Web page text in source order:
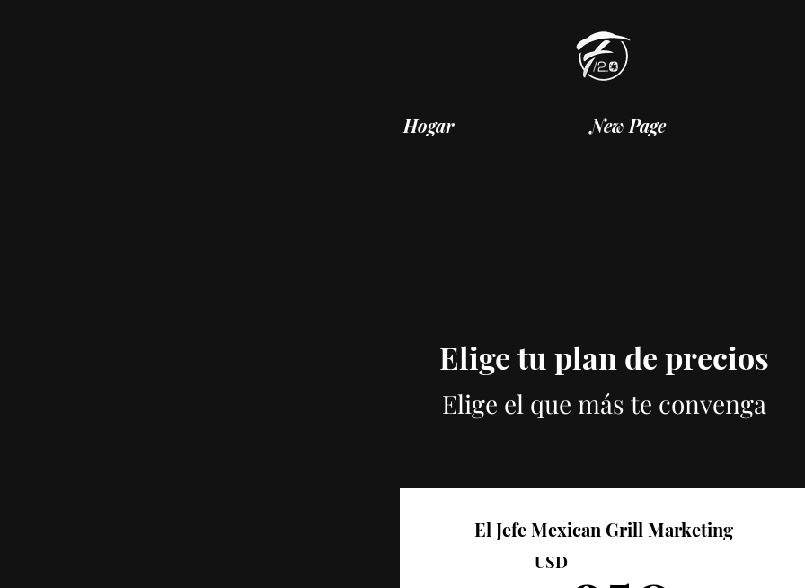
Hogar New Page
Elige tu plan de precios
Elige el que más te convenga
El Jefe Mexican Grill Marketing
USD